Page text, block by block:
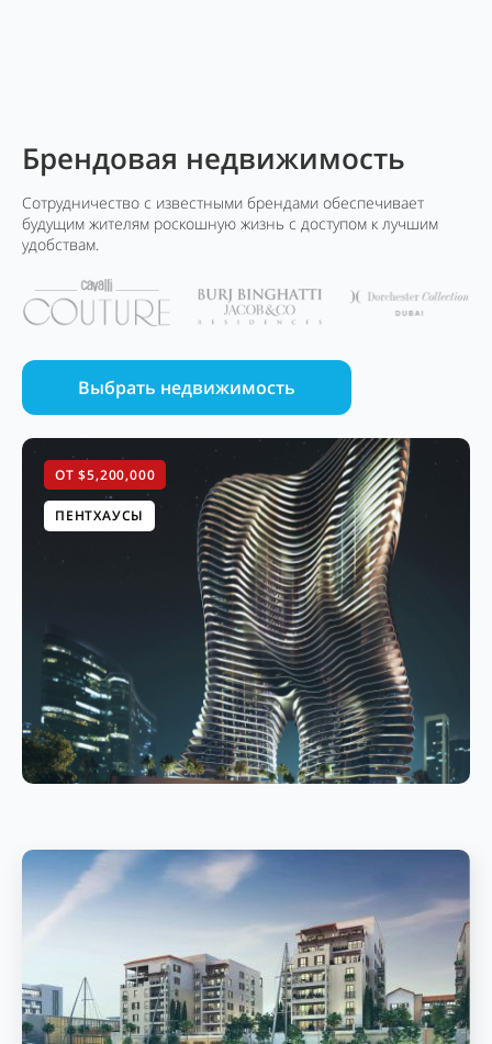
Брендовая недвижимость
Сотрудничество с известными брендами обеспечивает
будущим жителям роскошную жизнь с доступом к лучшим
удобствам.
Выбрать недвижимость
ОТ $5,200,000
ПЕНТХАУСЫ